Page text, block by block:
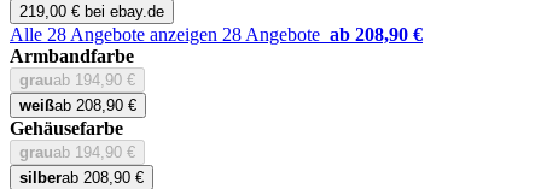
219,00 € bei ebay.de
Alle 28 Angebote anzeigen 28 Angebote ab 208,90 €
Armbandfarbe
grauab 194,90 €
weißab 208,90 €
Gehäusefarbe
grauab 194,90 €
silberab 208,90 €